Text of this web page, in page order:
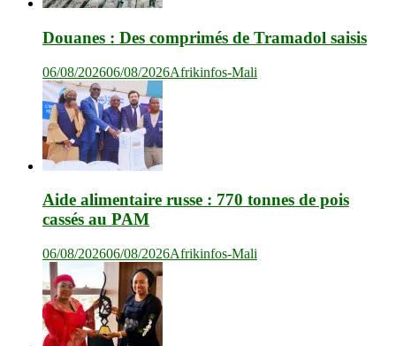
Douanes : Des comprimés de Tramadol saisis
06/08/202606/08/2026Afrikinfos-Mali
Aide alimentaire russe : 770 tonnes de pois
cassés au PAM
06/08/202606/08/2026Afrikinfos-Mali